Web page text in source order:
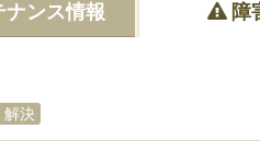
ナンス情報 障
解決